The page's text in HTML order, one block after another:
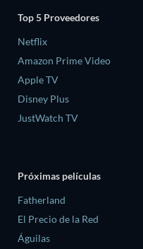
Top 5 Proveedores
Netflix
Amazon Prime Video
Apple TV
Disney Plus
JustWatch TV
Próximas películas
Fatherland
El Precio de la Red
Águilas